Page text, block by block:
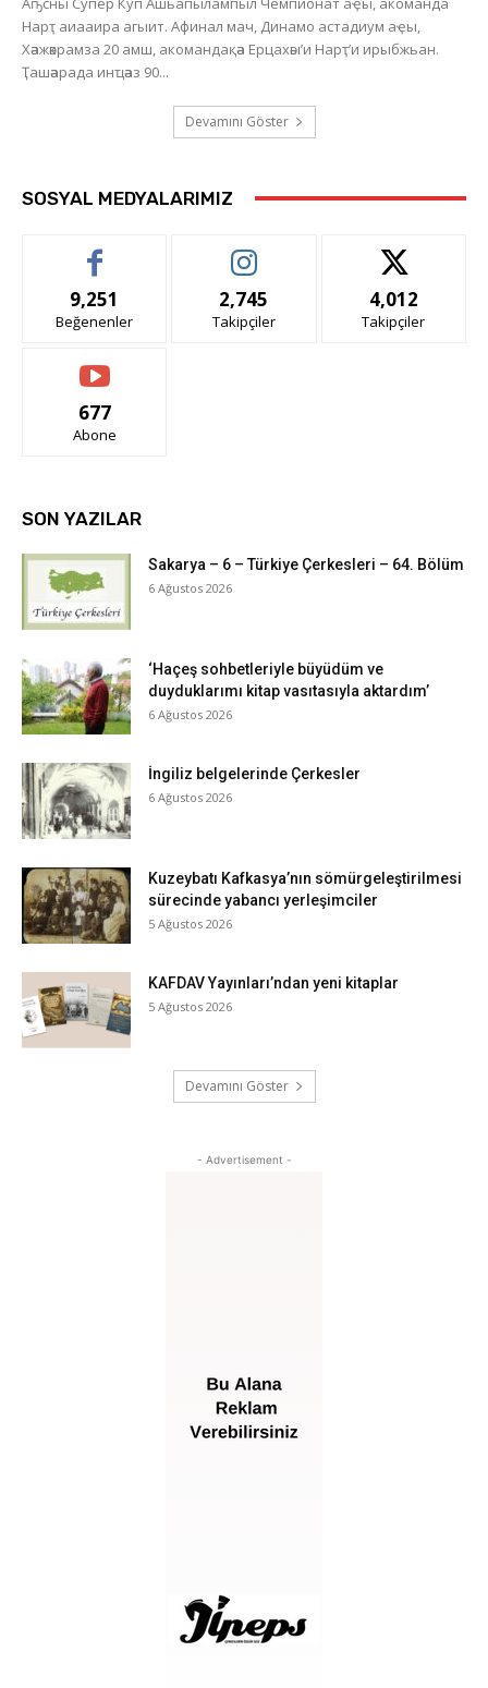
Нарҭ аиааира агыит. Афинал мач, Динамо астадиум аҿы,
Хәажәкрамза 20 амш, акомандақәа Ерцахәы’и Нарҭ’и ирыбжьан.
Ҭашәарада инҵәаз 90...
Devamını Göster
SOSYAL MEDYALARIMIZ
9,251
Beğenenler
2,745
Takipçiler
4,012
Takipçiler
677
Abone
SON YAZILAR
Sakarya – 6 – Türkiye Çerkesleri – 64. Bölüm
6 Ağustos 2026
‘Haçeş sohbetleriyle büyüdüm ve
duyduklarımı kitap vasıtasıyla aktardım’
6 Ağustos 2026
İngiliz belgelerinde Çerkesler
6 Ağustos 2026
Kuzeybatı Kafkasya’nın sömürgeleştirilmesi
sürecinde yabancı yerleşimciler
5 Ağustos 2026
KAFDAV Yayınları’ndan yeni kitaplar
5 Ağustos 2026
Devamını Göster
- Advertisement -